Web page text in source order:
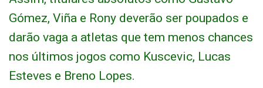
Gómez, Viña e Rony deverão ser poupados e
darão vaga a atletas que tem menos chances
nos últimos jogos como Kuscevic, Lucas
Esteves e Breno Lopes.